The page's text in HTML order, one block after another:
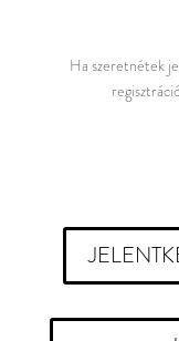
Ha szeretnétek